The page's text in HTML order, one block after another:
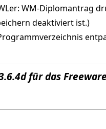
WM-Diplomantrag
deaktiviert ist.)
für das